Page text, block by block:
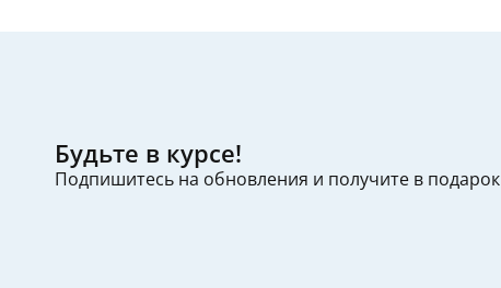
Будьте в курсе!
Подпишитесь на обновления и получите в подарок